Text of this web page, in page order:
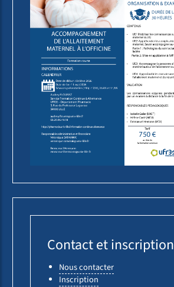
Contact et inscription
Nous contacter
Inscription